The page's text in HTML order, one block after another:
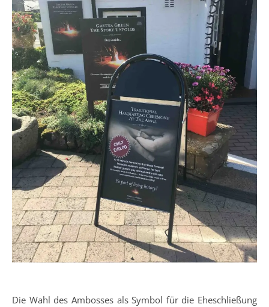
Die Wahl des Ambosses als Symbol für die Eheschließung